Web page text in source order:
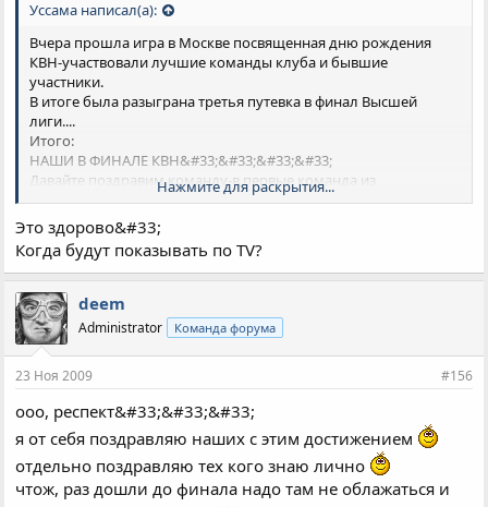
Уссама написал(а):
Вчера прошла игра в Москве посвященная дню рождения
КВН-участвовали лучшие команды клуба и бывшие
участники.
В итоге была разыграна третья путевка в финал Высшей
лиги....
Итого:
НАШИ В ФИНАЛЕ КВН&#33;&#33;&#33;&#33;
Давайте поздравим команду-в первые команда из
Краснодарского края участвует в финальной игре КВН за всю
Еще более удивительно что этот состав первый год играет как
одна команда.
Нажмите для раскрытия...
Это здорово&#33;
Когда будут показывать по TV?
deem
Administrator Команда форума
23 Ноя 2009 #156
ооо, респект&#33;&#33;&#33;
я от себя поздравляю наших с этим достижением
отдельно поздравляю тех кого знаю лично
чтож, раз дошли до финала надо там не облажаться и